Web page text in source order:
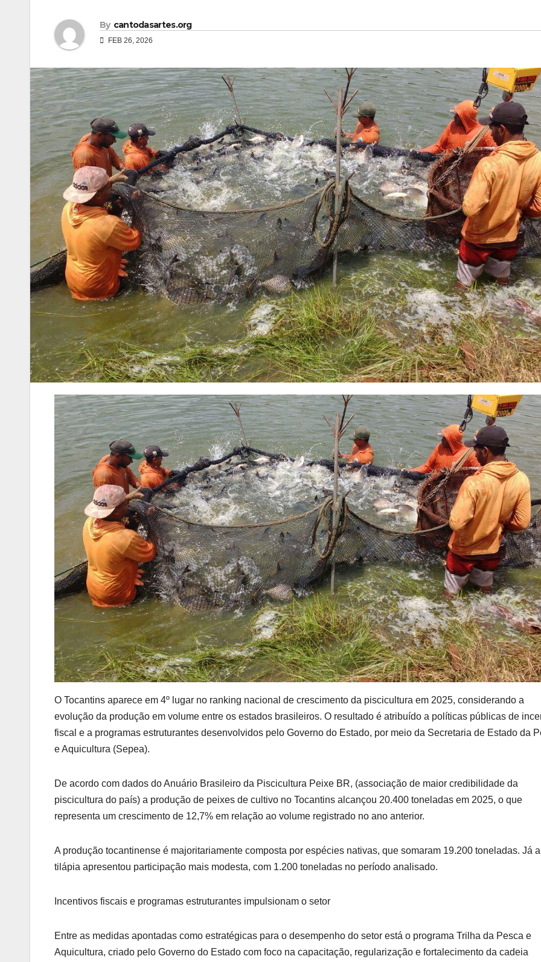
By cantodasartes.org
FEB 26, 2026
O Tocantins aparece em 4º lugar no ranking nacional de crescimento da piscicultura em 2025, considerando a
evolução da produção em volume entre os estados brasileiros. O resultado é atribuído a políticas públicas de
fiscal e a programas estruturantes desenvolvidos pelo Governo do Estado, por meio da Secretaria de Estado da
e Aquicultura (Sepea).
De acordo com dados do Anuário Brasileiro da Piscicultura Peixe BR, (associação de maior credibilidade da
piscicultura do país) a produção de peixes de cultivo no Tocantins alcançou 20.400 toneladas em 2025, o que
representa um crescimento de 12,7% em relação ao volume registrado no ano anterior.
A produção tocantinense é majoritariamente composta por espécies nativas, que somaram 19.200 toneladas. Já a
tilápia apresentou participação mais modesta, com 1.200 toneladas no período analisado.
Incentivos fiscais e programas estruturantes impulsionam o setor
Entre as medidas apontadas como estratégicas para o desempenho do setor está o programa Trilha da Pesca e
Aquicultura, criado pelo Governo do Estado com foco na capacitação, regularização e fortalecimento da cadeia